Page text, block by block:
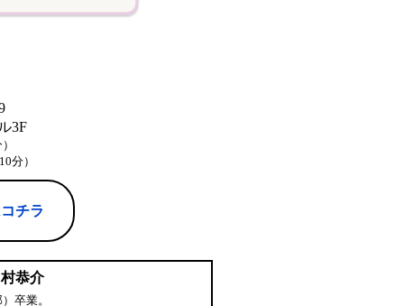
3F
分）
チラ
恭介
卒業。